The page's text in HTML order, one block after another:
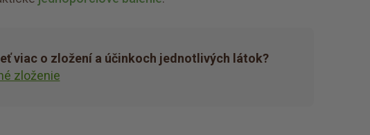
viac o zložení a účinkoch jednotlivých látok?
zloženie